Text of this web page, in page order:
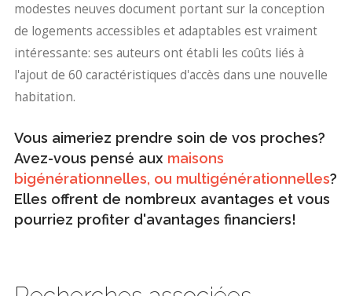
modestes neuves document portant sur la conception
de logements accessibles et adaptables est vraiment
intéressante: ses auteurs ont établi les coûts liés à
l'ajout de 60 caractéristiques d'accès dans une nouvelle
habitation.
Vous aimeriez prendre soin de vos proches?
Avez-vous pensé aux maisons
bigénérationnelles, ou multigénérationnelles?
Elles offrent de nombreux avantages et vous
pourriez profiter d'avantages financiers!